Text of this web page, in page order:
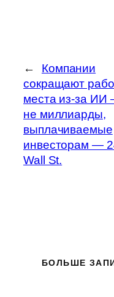
←
Компании
сокращают
места из-за ИИ
не миллиарды,
выплачиваемые
инвесторам —
Wall St.
БОЛЬШЕ